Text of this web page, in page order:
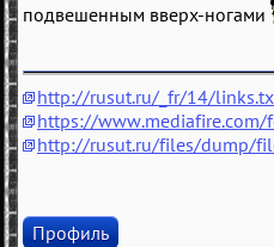
подвешенным вверх-ногами
http://rusut.ru/_fr/14/
https://
http://rusut.ru/files/dump/
Профиль